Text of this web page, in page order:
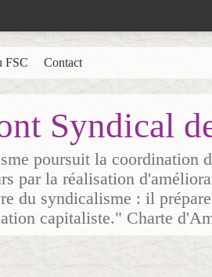
Syndical
poursuit la coordination
par la réalisation
du syndicalisme : il
capitaliste." Charte
FSC Contact